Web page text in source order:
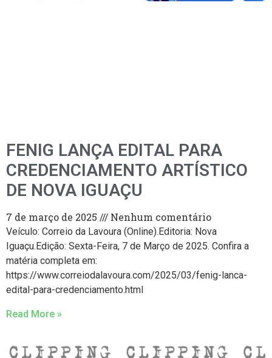
FENIG LANÇA EDITAL PARA
CREDENCIAMENTO ARTÍSTICO
DE NOVA IGUAÇU
7 de março de 2025 Nenhum comentário
Veículo: Correio da Lavoura (Online).Editoria: Nova
Iguaçu.Edição: Sexta-Feira, 7 de Março de 2025. Confira a
matéria completa em:
https://www.correiodalavoura.com/2025/03/fenig-lanca-
edital-para-credenciamento.html
Read More »